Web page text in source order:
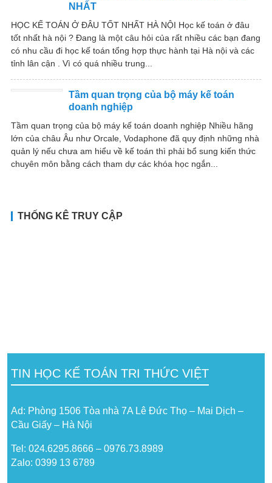
NHẤT
HỌC KẾ TOÁN Ở ĐÂU TỐT NHẤT HÀ NỘI Học kế toán ở đâu
tốt nhất hà nội ? Đang là một câu hỏi của rất nhiều các bạn đang
có nhu cầu đi học kế toán tổng hợp thực hành tại Hà nội và các
tỉnh lân cận . Vì có quá nhiều trung...
Tầm quan trọng của bộ máy kế toán
doanh nghiệp
Tầm quan trọng của bộ máy kế toán doanh nghiệp Nhiều hãng
lớn của châu Âu như Orcale, Vodaphone đã quy định những nhà
quản lý nếu chưa am hiểu về kế toán thì phải bổ sung kiến thức
chuyên môn bằng cách tham dự các khóa học ngắn...
THỐNG KÊ TRUY CẬP
TIN HỌC KẾ TOÁN TRI THỨC VIỆT
Ad: Phòng 1506 Tòa nhà 7A Lê Đức Thọ – Mai Dịch –
Cầu Giấy – Hà Nội
Tel: 024.6295.8666 – 0976.73.8989
Zalo: 0399 13 6789